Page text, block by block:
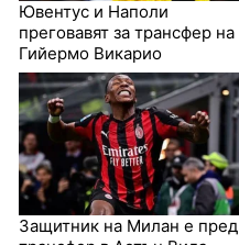
Ювентус и Наполи
преговавят за трансфер на
Гийермо Викарио
Защитник на Милан е пред